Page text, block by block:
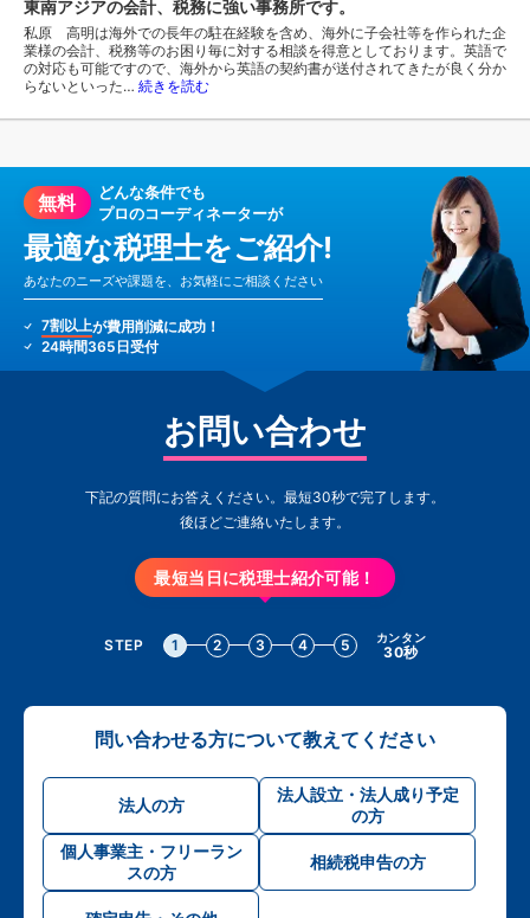
東南アジアの会計、税務に強い事務所です。
私原 高明は海外での長年の駐在経験を含め、海外に子会社等を作られた企
業様の会計、税務等のお困り毎に対する相談を得意としております。英語で
の対応も可能ですので、海外から英語の契約書が送付されてきたが良く分か
らないといった… 続きを読む
無料
どんな条件でも
プロのコーディネーターが
最適な税理士をご紹介!
あなたのニーズや課題を、お気軽にご相談ください
7割以上が費用削減に成功！
24時間365日受付
お問い合わせ
下記の質問にお答えください。最短30秒で完了します。
後ほどご連絡いたします。
最短当日に税理士紹介可能！
STEP 1 2 3 4 5 カンタン
30秒
問い合わせる方について教えてください
法人の方
法人設立・法人成り予定
の方
個人事業主・フリーラン
スの方
相続税申告の方